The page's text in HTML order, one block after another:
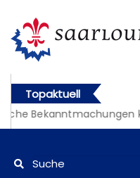
Topaktuell
Bekanntmachungen